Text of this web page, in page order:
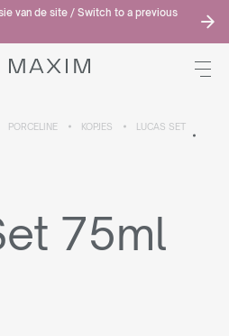
van de site / Switch to a previous
PORCELINE KOPJES
LUCAS SET
75ml